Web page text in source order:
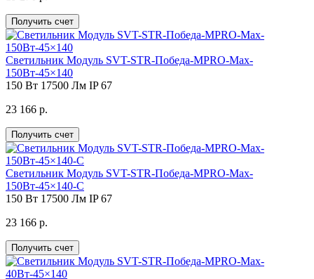
Получить счет
Светильник Модуль SVT-STR-Победа-MPRO-Max-
150Вт-45×140
150 Вт 17500 Лм IP 67
23 166 р.
Получить счет
Светильник Модуль SVT-STR-Победа-MPRO-Max-
150Вт-45×140-C
150 Вт 17500 Лм IP 67
23 166 р.
Получить счет